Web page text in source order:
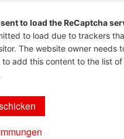
to load the ReCaptcha
to load due to trackers
The website owner needs
to add this content to the list of